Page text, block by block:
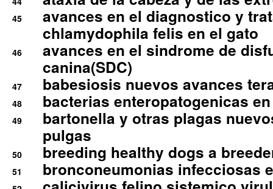
45
avances en el diagnostico y
chlamydophila felis en el gato
46
avances en el sindrome de
canina(SDC)
47 babesiosis nuevos avances
48 bacterias enteropatogenicas
49
bartonella y otras plagas
pulgas
50 breeding healthy dogs a
51 bronconeumonias infecciosas